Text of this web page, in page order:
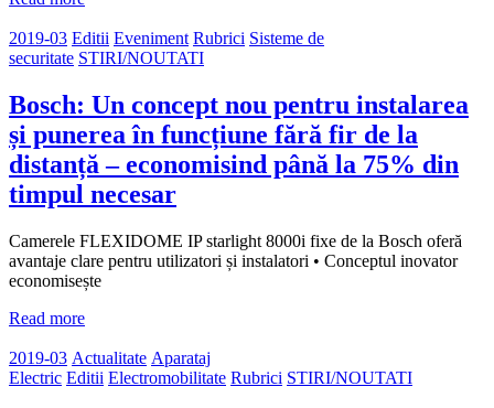
2019-03 Editii Eveniment Rubrici Sisteme de
securitate STIRI/NOUTATI
Bosch: Un concept nou pentru instalarea
și punerea în funcțiune fără fir de la
distanță – economisind până la 75% din
timpul necesar
Camerele FLEXIDOME IP starlight 8000i fixe de la Bosch oferă
avantaje clare pentru utilizatori și instalatori • Conceptul inovator
economisește
Read more
2019-03 Actualitate Aparataj
Electric Editii Electromobilitate Rubrici STIRI/NOUTATI